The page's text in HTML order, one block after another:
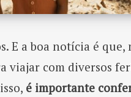
E a boa notícia é que,
viajar com diversos
é importante